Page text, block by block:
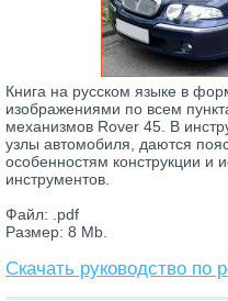
Книга на русском языке в
изображениями по всем
механизмов Rover 45. В
узлы автомобиля, даются
особенностям конструкции и
инструментов.
Файл: .pdf
Размер: 8 Mb.
Скачать руководство по